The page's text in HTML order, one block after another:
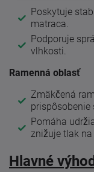
Poskytuje
matraca.
Podporuje
vlhkosti.
Ramenná oblasť
Zmäkčená
prispôsobenie
Pomáha
znižuje tlak na
Hlavné